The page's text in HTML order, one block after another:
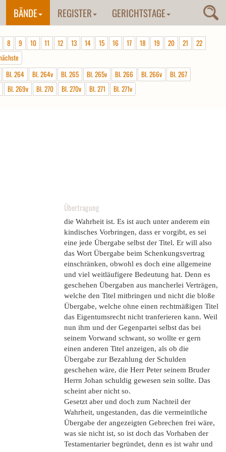
BÄNDE REGISTER GERICHTSTAGE
8 9 10 11 12 13 14 15 16 17 18 19 20 21
22
Bl. 264
Bl. 264v Bl. 265 Bl. 265v Bl. 266 Bl. 266v
Bl. 267
Bl. 269v
Bl. 270 Bl. 270v Bl. 271 Bl. 271v
Übertragung
die Wahrheit ist. Es ist auch unter anderem ein
kindisches Vorbringen, dass er vorgibt, es sei
eine jede Übergabe selbst der Titel. Er will also
das Wort Übergabe beim Schenkungsvertrag
einschränken, obwohl es doch eine allgemeine
und viel weitläufigere Bedeutung hat. Denn es
geschehen Übergaben aus mancherlei Verträgen,
welche den Titel mitbringen und nicht die bloße
Übergabe, welche ohne einen rechtmäßigen Titel
das Eigentumsrecht nicht tranferieren kann. Weil
nun ihm und der Gegenpartei selbst das bei
seinem Vorwand schwant, so wollte er gern
einen anderen Titel anzeigen, als ob die
Übergabe zur Bezahlung der Schulden
geschehen wäre, die Herr Peter seinem Bruder
Herrn Johan schuldig gewesen sein sollte. Das
scheint aber nicht so.
Gesetzt aber und doch zum Nachteil der
Wahrheit, ungestanden, das die vermeintliche
Übergabe der angezeigten Gebrechen frei wäre,
was sie nicht ist, so ist doch das Vorhaben der
Testamentarier begründet, denn es ist wahr und